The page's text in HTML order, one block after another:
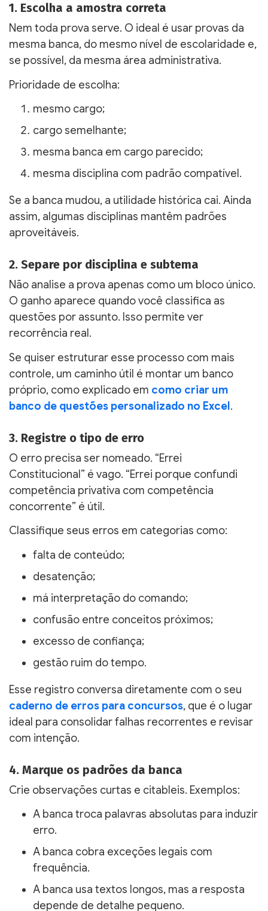
1. Escolha a amostra correta
Nem toda prova serve. O ideal é usar provas da
mesma banca, do mesmo nível de escolaridade e,
se possível, da mesma área administrativa.
Prioridade de escolha:
mesmo cargo;
cargo semelhante;
mesma banca em cargo parecido;
mesma disciplina com padrão compatível.
Se a banca mudou, a utilidade histórica cai. Ainda
assim, algumas disciplinas mantêm padrões
aproveitáveis.
2. Separe por disciplina e subtema
Não analise a prova apenas como um bloco único.
O ganho aparece quando você classifica as
questões por assunto. Isso permite ver
recorrência real.
Se quiser estruturar esse processo com mais
controle, um caminho útil é montar um banco
próprio, como explicado em como criar um
banco de questões personalizado no Excel.
3. Registre o tipo de erro
O erro precisa ser nomeado. “Errei
Constitucional” é vago. “Errei porque confundi
competência privativa com competência
concorrente” é útil.
Classifique seus erros em categorias como:
falta de conteúdo;
desatenção;
má interpretação do comando;
confusão entre conceitos próximos;
excesso de confiança;
gestão ruim do tempo.
Esse registro conversa diretamente com o seu
caderno de erros para concursos, que é o lugar
ideal para consolidar falhas recorrentes e revisar
com intenção.
4. Marque os padrões da banca
Crie observações curtas e citableis. Exemplos:
A banca troca palavras absolutas para induzir
erro.
A banca cobra exceções legais com
frequência.
A banca usa textos longos, mas a resposta
depende de detalhe pequeno.